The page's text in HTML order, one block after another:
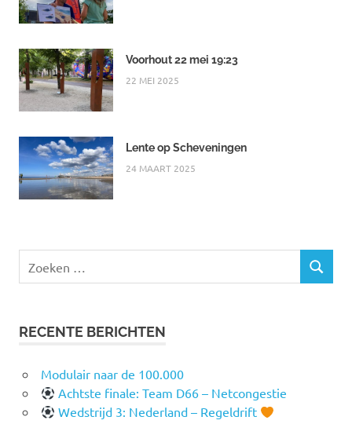
Voorhout 22 mei 19:23
22 MEI 2025
Lente op Scheveningen
24 MAART 2025
naar:
ZOEKEN
RECENTE BERICHTEN
Modulair naar de 100.000
Achtste finale: Team D66 – Netcongestie
Wedstrijd 3: Nederland – Regeldrift